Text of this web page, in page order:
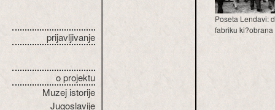
prijavljivanje
o projektu
Muzej istorije
Jugoslavije
Poseta Lendavi:
fabriku ki?obrana